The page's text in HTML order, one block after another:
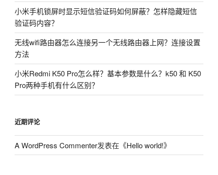
小米手机锁屏时显示短信验证码如何屏蔽？怎样隐藏短信
验证码内容？
无线wifi路由器怎么连接另一个无线路由器上网？连接设置
方法
小米Redmi K50 Pro怎么样？基本参数是什么？k50 和 K50
Pro两种手机有什么区别？
近期评论
A WordPress Commenter发表在《Hello world!》